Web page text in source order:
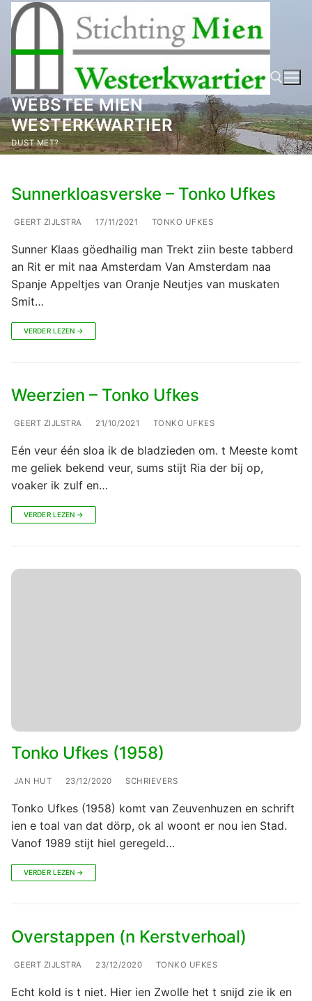
naar
inhoud
WEBSTEE MIEN
WESTERKWARTIER
DUST MET? Zoeken naar:
Sunnerkloasverske – Tonko Ufkes
GEERT ZIJLSTRA 17/11/2021 TONKO UFKES
Sunner Klaas göedhailig man Trekt ziin beste tabberd
an Rit er mit naa Amsterdam Van Amsterdam naa
Spanje Appeltjes van Oranje Neutjes van muskaten
Smit…
VERDER LEZEN →
Weerzien – Tonko Ufkes
GEERT ZIJLSTRA 21/10/2021 TONKO UFKES
Eén veur één sloa ik de bladzieden om. t Meeste komt
me geliek bekend veur, sums stijt Ria der bij op,
voaker ik zulf en…
VERDER LEZEN →
Tonko Ufkes (1958)
JAN HUT 23/12/2020 SCHRIEVERS
Tonko Ufkes (1958) komt van Zeuvenhuzen en schrift
ien e toal van dat dörp, ok al woont er nou ien Stad.
Vanof 1989 stijt hiel geregeld…
VERDER LEZEN →
Overstappen (n Kerstverhoal)
GEERT ZIJLSTRA 23/12/2020 TONKO UFKES
Echt kold is t niet. Hier ien Zwolle het t snijd zie ik en